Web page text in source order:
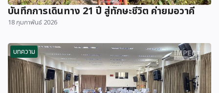
บันทึกการเดินทาง 21 ปี สู่ทักษะชีวิต ค่ายมอวาคี
18 กุมภาพันธ์ 2026
บทความ